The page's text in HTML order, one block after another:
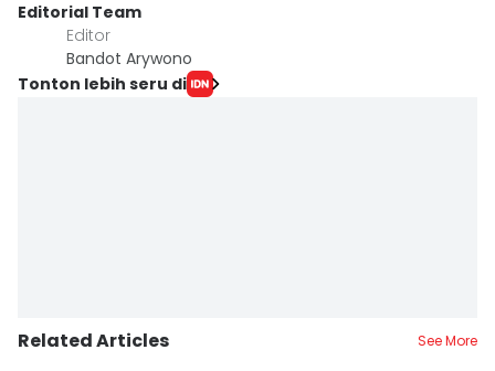
Editorial Team
Editor
Bandot Arywono
Tonton lebih seru di
Related Articles See More